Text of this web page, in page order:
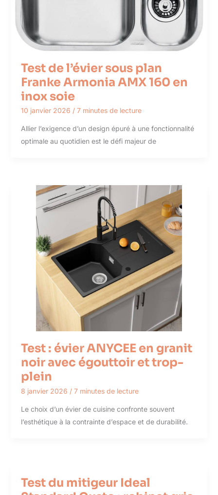
Test de l’évier sous plan
Franke Armonia AMX 160 en
inox soie
10 janvier 2026 / 7 minutes de lecture
Allier l’exigence d’un design épuré à une fonctionnalité
optimale au quotidien est le défi majeur de
Test : évier ANYCEE en granit
noir avec égouttoir et trop-
plein
8 janvier 2026 / 7 minutes de lecture
Le choix d’un évier de cuisine confronte souvent
l’esthétique à la contrainte d’espace et de durabilité.
Test du mitigeur Ideal